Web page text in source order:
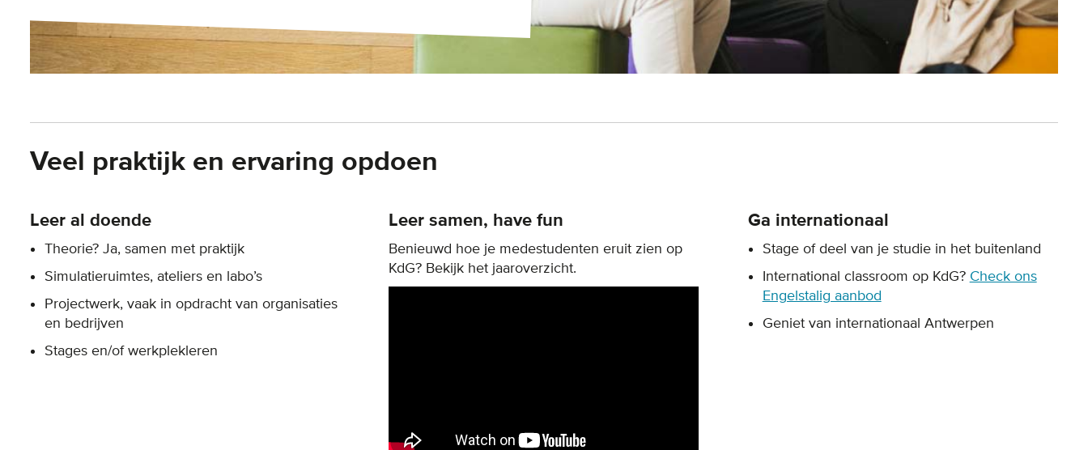
Veel praktijk en ervaring opdoen
Leer al doende
Theorie? Ja, samen met praktijk
Simulatieruimtes, ateliers en labo’s
Projectwerk, vaak in opdracht van organisaties
en bedrijven
Stages en/of werkplekleren
Leer samen, have fun
Benieuwd hoe je medestudenten eruit zien op
KdG? Bekijk het jaaroverzicht.
Ga internationaal
Stage of deel van je studie in het buitenland
International classroom op KdG? Check ons
Engelstalig aanbod
Geniet van internationaal Antwerpen